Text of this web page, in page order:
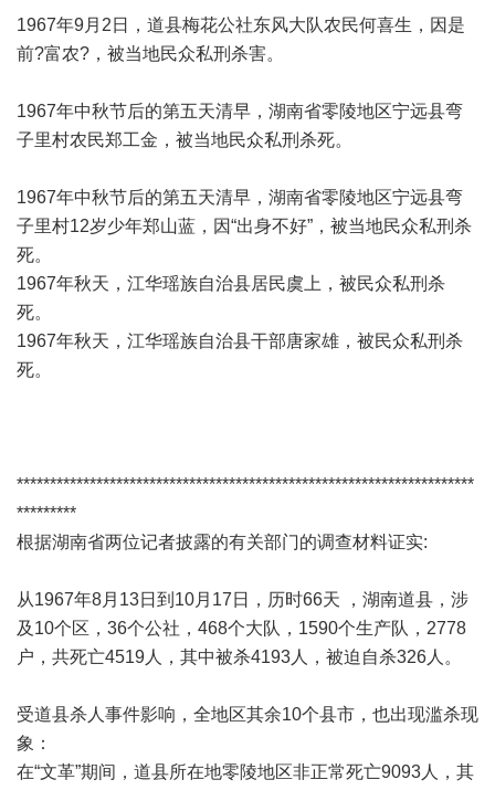
1967年9月2日，道县梅花公社东风大队农民何喜生，因是
前?富农?，被当地民众私刑杀害。
1967年中秋节后的第五天清早，湖南省零陵地区宁远县弯
子里村农民郑工金，被当地民众私刑杀死。
1967年中秋节后的第五天清早，湖南省零陵地区宁远县弯
子里村12岁少年郑山蓝，因“出身不好”，被当地民众私刑杀
死。
1967年秋天，江华瑶族自治县居民虞上，被民众私刑杀
死。
1967年秋天，江华瑶族自治县干部唐家雄，被民众私刑杀
死。
*********************************************************************
*********
根据湖南省两位记者披露的有关部门的调查材料证实:
从1967年8月13日到10月17日，历时66天 ，湖南道县，涉
及10个区，36个公社，468个大队，1590个生产队，2778
户，共死亡4519人，其中被杀4193人，被迫自杀326人。
受道县杀人事件影响，全地区其余10个县市，也出现滥杀现
象：
在“文革”期间，道县所在地零陵地区非正常死亡9093人，其